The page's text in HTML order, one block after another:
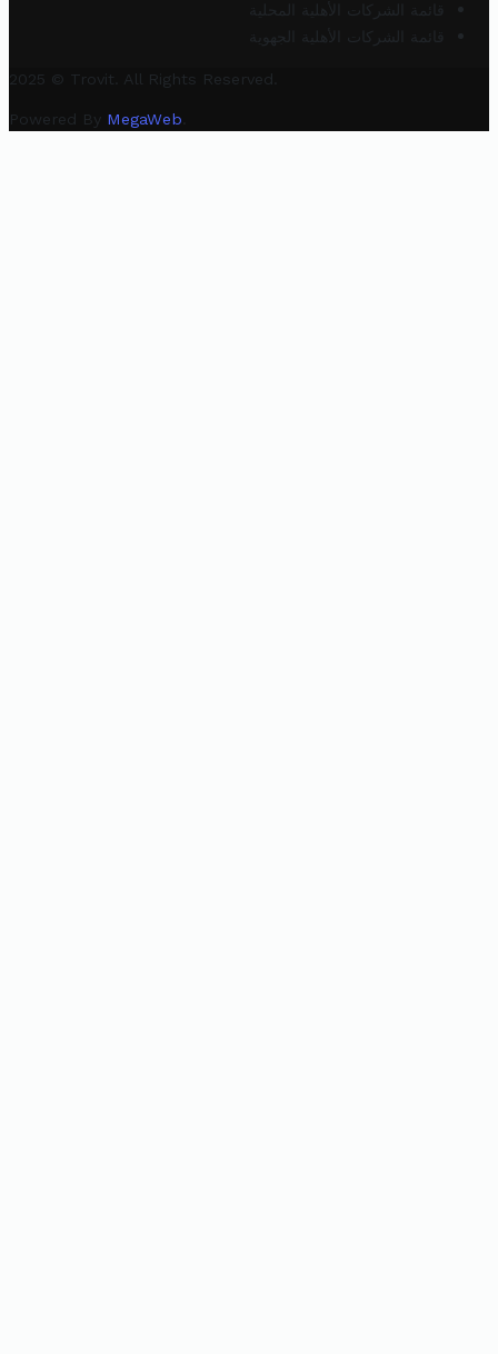
قائمة الشركات الأهلية المحلية
قائمة الشركات الأهلية الجهوية
2025 © Trovit. All Rights Reserved.
Powered By MegaWeb